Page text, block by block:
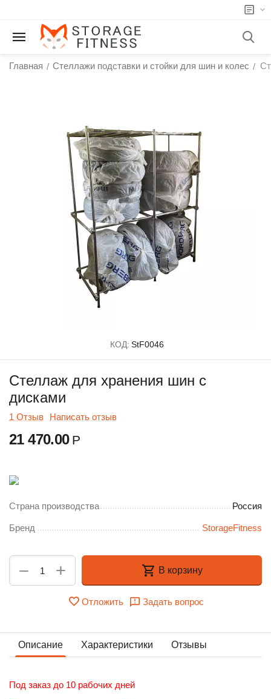
Главная / Стеллажи подставки и стойки для шин и колес /
КОД: StF0046
Стеллаж для хранения шин с
дисками
1 Отзыв Написать отзыв
21 470.00 Р
Страна производства Россия
Бренд StorageFitness
+
− В корзину
Отложить Задать вопрос
Описание Характеристики Отзывы
Под заказ до 10 рабочих дней